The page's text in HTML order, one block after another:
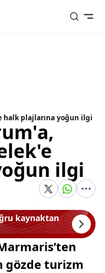
halk plajlarına yoğun ilgi
ilgi
kaynaktan
gözde turizm